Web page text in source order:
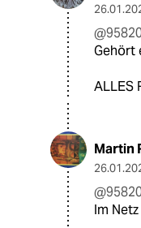
Gehört
ALLES
Martin
Im